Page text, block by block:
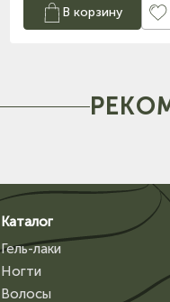
В корзину
Каталог
Гель-лаки
Ногти
Волосы